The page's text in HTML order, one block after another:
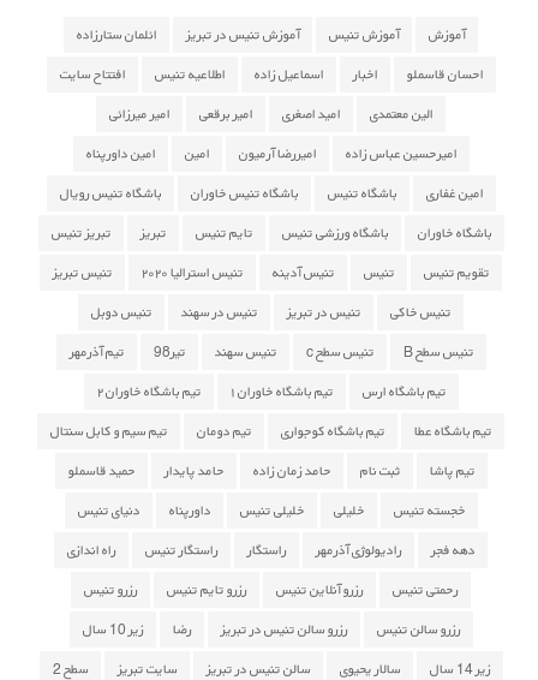
آموزش آموزش تنیس آموزش تنیس در تبریز ائلمان ستارزاده
احسان قاسملو اخبار اسماعیل زاده اطلاعیه تنیس افتتاح سایت
الین معتمدی امید اصغری امیر برقعی امیر میرزائی
امیرحسین عباس زاده امیررضا آرمیون امین امین داورپناه
امین غفاری باشگاه تنیس باشگاه تنیس خاوران باشگاه تنیس رویال
باشگاه خاوران باشگاه ورزشی تنیس تایم تنیس تبریز تبریز تنیس
تقویم تنیس تنیس تنیس آدینه تنیس استرالیا ۲۰۲۰ تنیس تبریز
تنیس خاکی تنیس در تبریز تنیس در سهند تنیس دوبل
تنیس سطح B تنیس سطح c تنیس سهند تیر98 تیم آذرمهر
تیم باشگاه ارس تیم باشگاه خاوران ۱ تیم باشگاه خاوران ۲
تیم باشگاه عطا تیم باشگاه کوجواری تیم دومان تیم سیم و کابل سنتال
تیم پاشا ثبت نام حامد زمان زاده حامد پایدار حمید قاسملو
خجسته تنیس خلیلی خلیلی تنیس داورپناه دنیای تنیس
دهه فجر رادیولوژی آذرمهر راستگار راستگار تنیس راه اندازی
رحمتی تنیس رزرو آنلاین تنیس رزرو تایم تنیس رزرو تنیس
رزرو سالن تنیس رزرو سالن تنیس در تبریز رضا زیر 10 سال
زیر 14 سال سالار یحیوی سالن تنیس در تبریز سایت تبریز سطح 2